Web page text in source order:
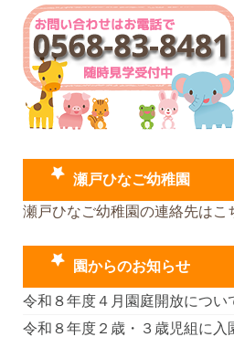
瀬戸ひなご幼稚園
瀬戸ひなご幼稚園の連絡先はこ
園からのお知らせ
令和８年度４月園庭開放につい
令和８年度２歳・３歳児組に入